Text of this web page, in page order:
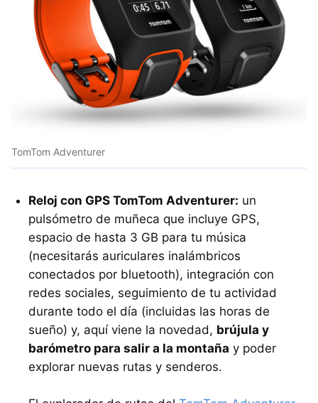
TomTom Adventurer
Reloj con GPS TomTom Adventurer: un
pulsómetro de muñeca que incluye GPS,
espacio de hasta 3 GB para tu música
(necesitarás auriculares inalámbricos
conectados por bluetooth), integración con
redes sociales, seguimiento de tu actividad
durante todo el día (incluidas las horas de
sueño) y, aquí viene la novedad, brújula y
barómetro para salir a la montaña y poder
explorar nuevas rutas y senderos.